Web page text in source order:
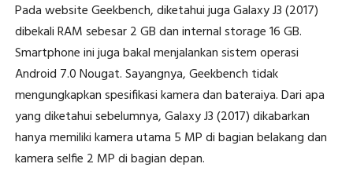
Pada website Geekbench, diketahui juga Galaxy J3 (2017)
dibekali RAM sebesar 2 GB dan internal storage 16 GB.
Smartphone ini juga bakal menjalankan sistem operasi
Android 7.0 Nougat. Sayangnya, Geekbench tidak
mengungkapkan spesifikasi kamera dan bateraiya. Dari apa
yang diketahui sebelumnya, Galaxy J3 (2017) dikabarkan
hanya memiliki kamera utama 5 MP di bagian belakang dan
kamera selfie 2 MP di bagian depan.